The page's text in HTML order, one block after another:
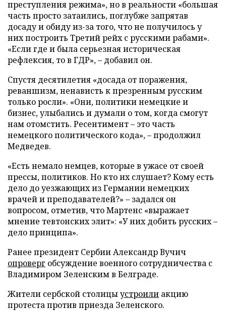
преступления режима», но в реальности «большая
часть просто затаились, поглубже запрятав
досаду и обиду из-за того, что не получилось у
них построить Третий рейх с русскими рабами».
«Если где и была серьезная историческая
рефлексия, то в ГДР», – добавил он.
Спустя десятилетия «досада от поражения,
реваншизм, ненависть к презренным русским
только росли». «Они, политики немецкие и
бизнес, улыбались и думали о том, когда смогут
нам отомстить. Ресентимент – это часть
немецкого политического кода», – продолжил
Медведев.
«Есть немало немцев, которые в ужасе от своей
прессы, политиков. Но кто их слушает? Кому есть
дело до уезжающих из Германии немецких
врачей и преподавателей?» – задался он
вопросом, отметив, что Мартенс «выражает
мнение тевтонских элит»: «У них добить русских –
дело принципа».
Ранее президент Сербии Александр Вучич
опроверг обсуждение военного сотрудничества с
Владимиром Зеленским в Белграде.
Жители сербской столицыустроили акцию
протеста против приезда Зеленского.